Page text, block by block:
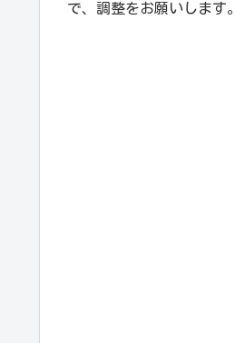
で、調整をお願いします。